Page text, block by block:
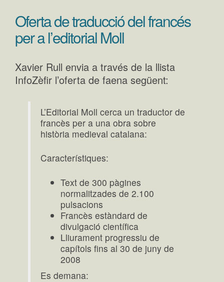
Oferta de traducció del francés
per a l’editorial Moll
Xavier Rull envia a través de la llista
InfoZèfir l’oferta de faena següent:
L’Editorial Moll cerca un traductor de
francès per a una obra sobre
història medieval catalana:
Característiques:
Text de 300 pàgines
normalitzades de 2.100
pulsacions
Francès estàndard de
divulgació científica
Lliurament progressiu de
capítols fins al 30 de juny de
2008
Es demana: